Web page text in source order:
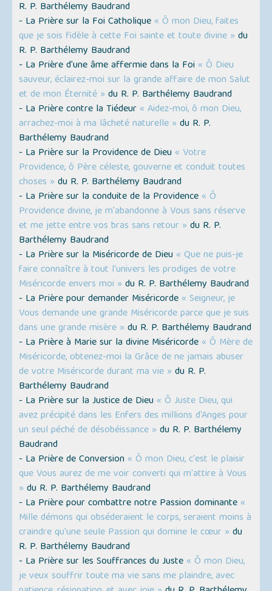
R. P. Barthélemy Baudrand
- La Prière sur la Foi Catholique « Ô mon Dieu, faites
que je sois fidèle à cette Foi sainte et toute divine » du
R. P. Barthélemy Baudrand
- La Prière d'une âme affermie dans la Foi « Ô Dieu
sauveur, éclairez-moi sur la grande affaire de mon Salut
et de mon Éternité » du R. P. Barthélemy Baudrand
- La Prière contre la Tiédeur « Aidez-moi, ô mon Dieu,
arrachez-moi à ma lâcheté naturelle » du R. P.
Barthélemy Baudrand
- La Prière sur la Providence de Dieu « Votre
Providence, ô Père céleste, gouverne et conduit toutes
choses » du R. P. Barthélemy Baudrand
- La Prière sur la conduite de la Providence « Ô
Providence divine, je m'abandonne à Vous sans réserve
et me jette entre vos bras sans retour » du R. P.
Barthélemy Baudrand
- La Prière sur la Miséricorde de Dieu « Que ne puis-je
faire connaître à tout l'univers les prodiges de votre
Miséricorde envers moi » du R. P. Barthélemy Baudrand
- La Prière pour demander Miséricorde « Seigneur, je
Vous demande une grande Miséricorde parce que je suis
dans une grande misère » du R. P. Barthélemy Baudrand
- La Prière à Marie sur la divine Miséricorde « Ô Mère de
Miséricorde, obtenez-moi la Grâce de ne jamais abuser
de votre Miséricorde durant ma vie » du R. P.
Barthélemy Baudrand
- La Prière sur la Justice de Dieu « Ô Juste Dieu, qui
avez précipité dans les Enfers des millions d'Anges pour
un seul péché de désobéissance » du R. P. Barthélemy
Baudrand
- La Prière de Conversion « Ô mon Dieu, c'est le plaisir
que Vous aurez de me voir converti qui m'attire à Vous
» du R. P. Barthélemy Baudrand
- La Prière pour combattre notre Passion dominante «
Mille démons qui obséderaient le corps, seraient moins à
craindre qu'une seule Passion qui domine le cœur » du
R. P. Barthélemy Baudrand
- La Prière sur les Souffrances du Juste « Ô mon Dieu,
je veux souffrir toute ma vie sans me plaindre, avec